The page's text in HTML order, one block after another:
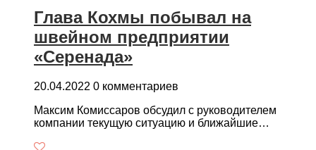
Глава Кохмы побывал на
швейном предприятии
«Серенада»
20.04.2022 0 комментариев
Максим Комиссаров обсудил с руководителем
компании текущую ситуацию и ближайшие…